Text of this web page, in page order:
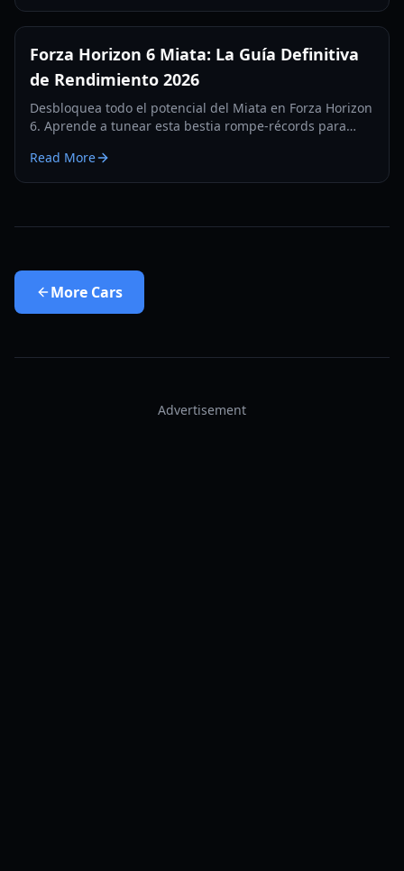
Forza Horizon 6 Miata: La Guía Definitiva
de Rendimiento 2026
Desbloquea todo el potencial del Miata en Forza Horizon
6. Aprende a tunear esta bestia rompe-récords para
Read More
More Cars
Advertisement